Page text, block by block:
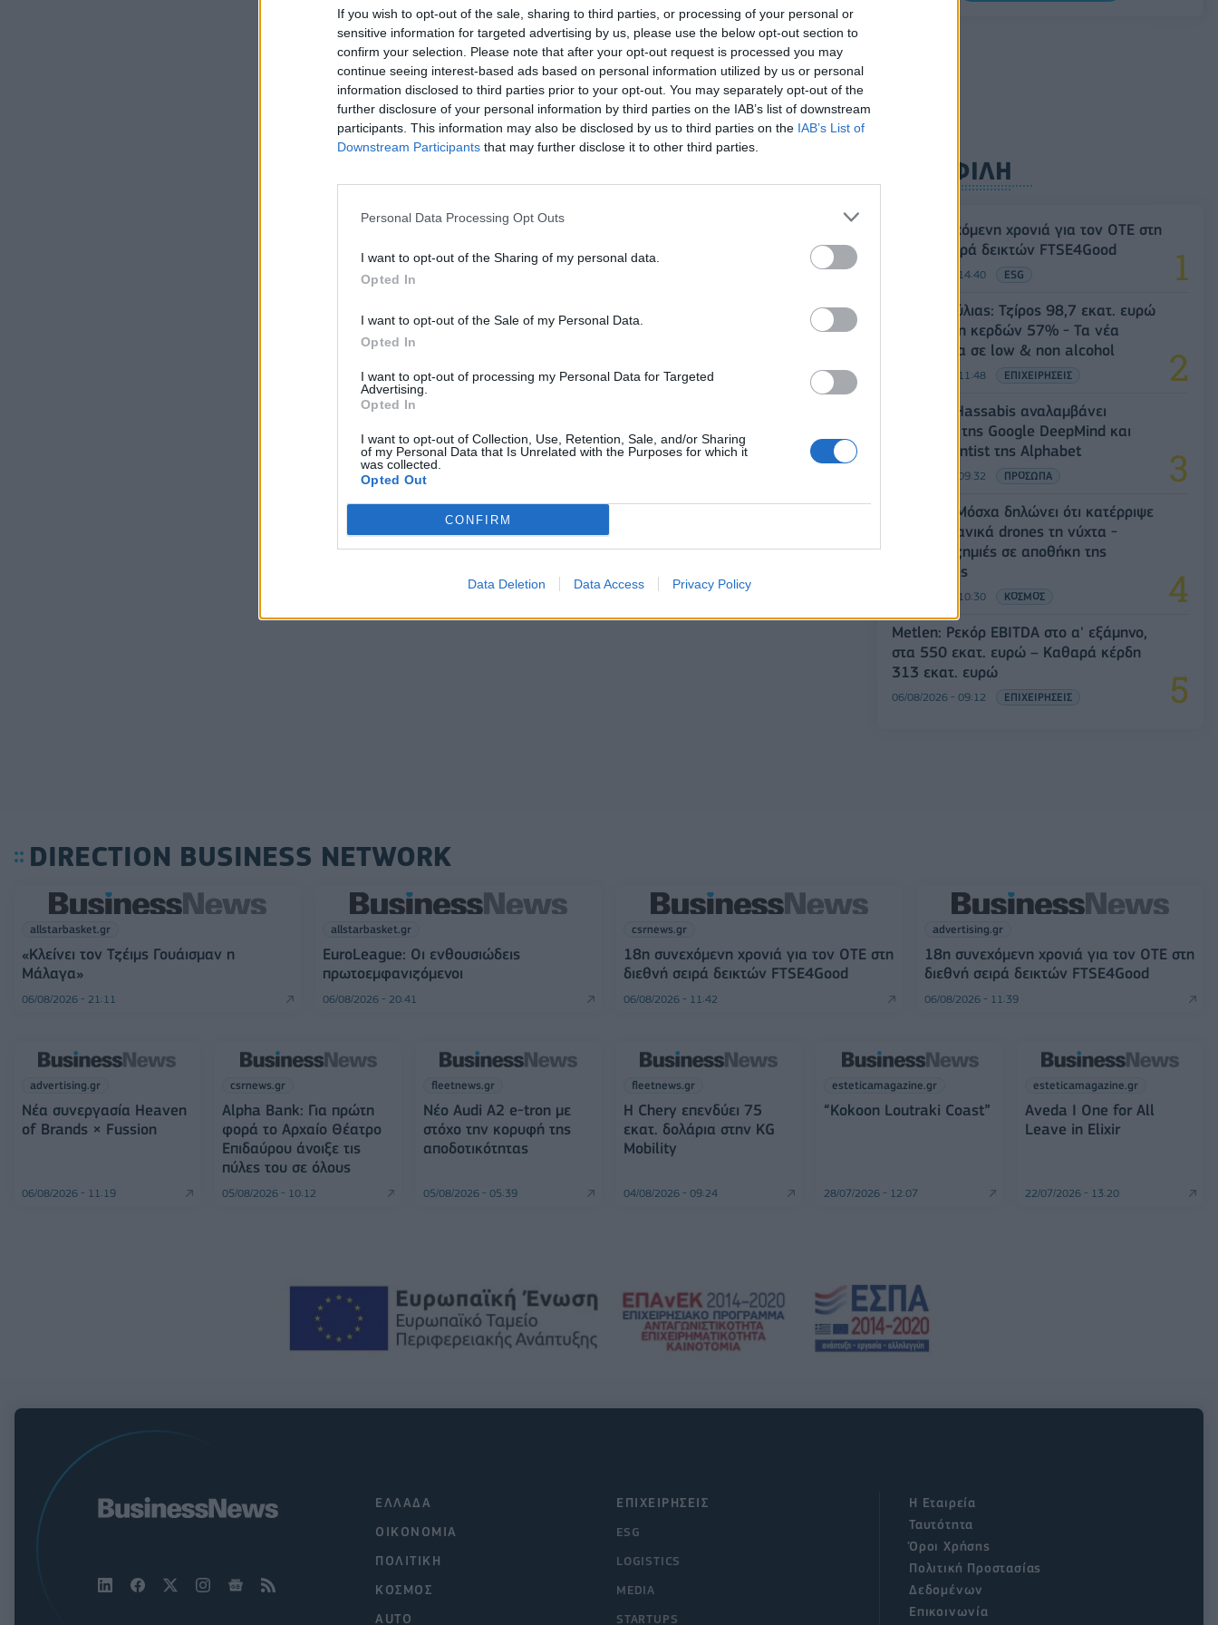
If you wish to opt-out of the sale, sharing to third parties, or processing of your personal or
sensitive information for targeted advertising by us, please use the below opt-out section to
confirm your selection. Please note that after your opt-out request is processed you may
continue seeing interest-based ads based on personal information utilized by us or personal
information disclosed to third parties prior to your opt-out. You may separately opt-out of the
further disclosure of your personal information by third parties on the IAB’s list of downstream
participants. This information may also be disclosed by us to third parties on the IAB’s List of
Downstream Participants that may further disclose it to other third parties.
Personal Data Processing Opt Outs
I want to opt-out of the Sharing of my personal data.
Opted In
I want to opt-out of the Sale of my Personal Data.
Opted In
I want to opt-out of processing my Personal Data for Targeted
Advertising.
Opted In
I want to opt-out of Collection, Use, Retention, Sale, and/or Sharing
of my Personal Data that Is Unrelated with the Purposes for which it
was collected.
Opted Out
CONFIRM
Data Deletion Data Access Privacy Policy
ΔΗΜΟΦΙΛΗ
18η συνεχόμενη χρονιά για τον ΟΤΕ στη
διεθνή σειρά δεικτών FTSE4Good
06/08/2026 - 14:40 ESG
Β.Σ. Καρούλιας: Τζίρος 98,7 εκατ. ευρώ
και αύξηση κερδών 57% - Τα νέα
στοιχήματα σε low & non alcohol
06/08/2026 - 11:48 ΕΠΙΧΕΙΡΗΣΕΙΣ
Ο Demis Hassabis αναλαμβάνει
Πρόεδρος της Google DeepMind και
Chief Scientist της Alphabet
06/08/2026 - 09:32 ΠΡΟΣΩΠΑ
Ρωσία: Η Μόσχα δηλώνει ότι κατέρριψε
605 ουκρανικά drones τη νύχτα -
Ελαφρές ζημιές σε αποθήκη της
Wildberries
06/08/2026 - 10:30 ΚΟΣΜΟΣ
Metlen: Ρεκόρ EBITDA στο α' εξάμηνο,
στα 550 εκατ. ευρώ – Καθαρά κέρδη
313 εκατ. ευρώ
06/08/2026 - 09:12 ΕΠΙΧΕΙΡΗΣΕΙΣ
DIRECTION BUSINESS NETWORK
allstarbasket.gr
«Κλείνει τον Τζέιμς Γουάισμαν η
Μάλαγα»
06/08/2026 - 21:11
allstarbasket.gr
EuroLeague: Οι ενθουσιώδεις
πρωτοεμφανιζόμενοι
06/08/2026 - 20:41
csrnews.gr
18η συνεχόμενη χρονιά για τον ΟΤΕ στη
διεθνή σειρά δεικτών FTSE4Good
06/08/2026 - 11:42
advertising.gr
18η συνεχόμενη χρονιά για τον ΟΤΕ στη
διεθνή σειρά δεικτών FTSE4Good
06/08/2026 - 11:39
advertising.gr
Νέα συνεργασία Heaven
of Brands × Fussion
06/08/2026 - 11:19
csrnews.gr
Alpha Bank: Για πρώτη
φορά το Αρχαίο Θέατρο
Επιδαύρου άνοιξε τις
πύλες του σε όλους
05/08/2026 - 10:12
fleetnews.gr
Νέο Audi A2 e-tron με
στόχο την κορυφή της
αποδοτικότητας
05/08/2026 - 05:39
fleetnews.gr
Η Chery επενδύει 75
εκατ. δολάρια στην KG
Mobility
04/08/2026 - 09:24
esteticamagazine.gr
“Kokoon Loutraki Coast”
28/07/2026 - 12:07
esteticamagazine.gr
Aveda I One for All
Leave in Elixir
22/07/2026 - 13:20
ΕΠΙΧΕΙΡΗΣΕΙΣ
ESG
LOGISTICS
MEDIA
STARTUPS
ΕΛΛΑΔΑ
ΟΙΚΟΝΟΜΙΑ
ΠΟΛΙΤΙΚΗ
ΚΟΣΜΟΣ
AUTO
Η Εταιρεία
Ταυτότητα
Όροι Χρήσης
Πολιτική Προστασίας
Δεδομένων
Επικοινωνία